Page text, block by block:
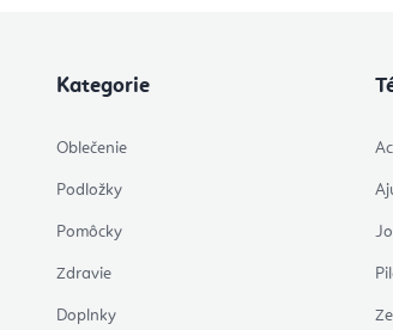
Kategorie
Oblečenie
Podložky
Pomôcky
Zdravie
Doplnky